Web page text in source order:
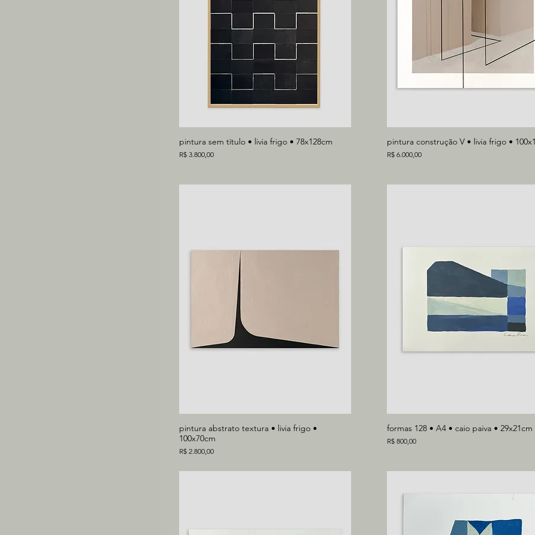
pintura sem título • livia frigo • 78x128cm
Preço
R$ 3.800,00
pintura construção V • livia frigo •
Preço
R$ 6.000,00
pintura abstrato textura • livia frigo •
100x70cm
Preço
R$ 2.800,00
formas 128 • A4 • caio paiva • 29x21cm
Preço
R$ 800,00